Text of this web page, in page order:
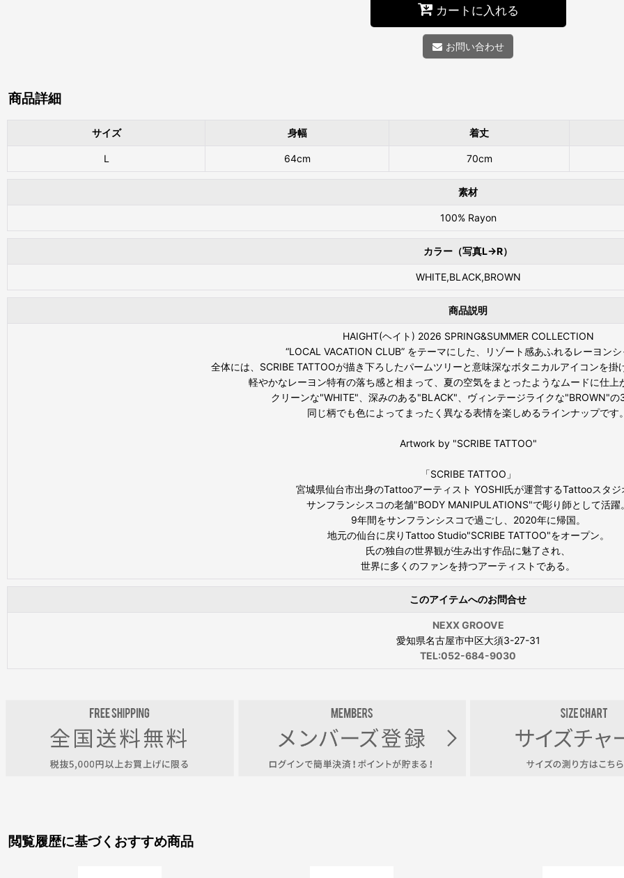
カートに入れる
お問い合わせ
商品詳細
サイズ 身幅 着丈
L 64cm 70cm
素材
100% Rayon
カラー（写真L→R）
WHITE,BLACK,BROWN
商品説明
HAIGHT(ヘイト) 2026 SPRING&SUMMER COLLECTION
“LOCAL VACATION CLUB” をテーマにした、リゾート感あふれるレーヨンシ
全体には、SCRIBE TATTOOが描き下ろしたパームツリーと意味深なボタニカルアイコンを掛
軽やかなレーヨン特有の落ち感と相まって、夏の空気をまとったようなムードに仕上
クリーンな"WHITE"、深みのある"BLACK"、ヴィンテージライクな"BROWN"の3
同じ柄でも色によってまったく異なる表情を楽しめるラインナップです。
Artwork by "SCRIBE TATTOO"
「SCRIBE TATTOO」
宮城県仙台市出身のTattooアーティスト YOSHI氏が運営するTattooスタジ
サンフランシスコの老舗"BODY MANIPULATIONS"で彫り師として活躍。
9年間をサンフランシスコで過ごし、2020年に帰国。
地元の仙台に戻りTattoo Studio"SCRIBE TATTOO"をオープン。
氏の独自の世界観が生み出す作品に魅了され、
世界に多くのファンを持つアーティストである。
このアイテムへのお問合せ
NEXX GROOVE
愛知県名古屋市中区大須3-27-31
TEL:052-684-9030
閲覧履歴に基づくおすすめ商品